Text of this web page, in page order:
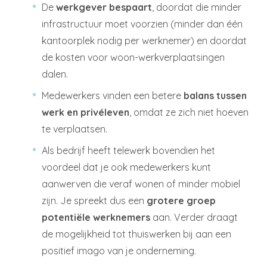
De werkgever bespaart , doordat die minder
infrastructuur moet voorzien (minder dan één
kantoorplek nodig per werknemer) en doordat
de kosten voor woon-werkverplaatsingen
dalen.
Medewerkers vinden een betere balans tussen
werk en privéleven , omdat ze zich niet hoeven
te verplaatsen.
Als bedrijf heeft telewerk bovendien het
voordeel dat je ook medewerkers kunt
aanwerven die veraf wonen of minder mobiel
zijn. Je spreekt dus een grotere groep
potentiële werknemers aan. Verder draagt
de mogelijkheid tot thuiswerken bij aan een
positief imago van je onderneming.